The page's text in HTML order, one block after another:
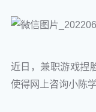
近日，兼职游戏捏
使得网上咨询小陈